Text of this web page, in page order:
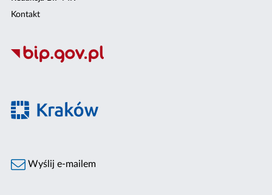
Kontakt
Wyślij e-mailem